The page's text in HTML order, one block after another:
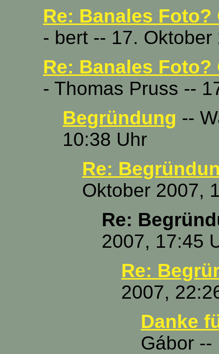
Re: Banales
- bert -- 17.
Re: Banales
- Thomas Pruss --
Begründung --
10:38 Uhr
Re:
Oktober 2007,
Re:
2007, 17:45
Re:
2007,
Danke
Gábor --